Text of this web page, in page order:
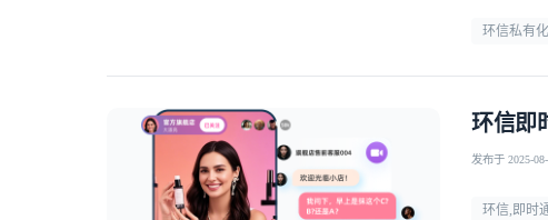
环信私有
环信即
发布于 2025-
环信,即时